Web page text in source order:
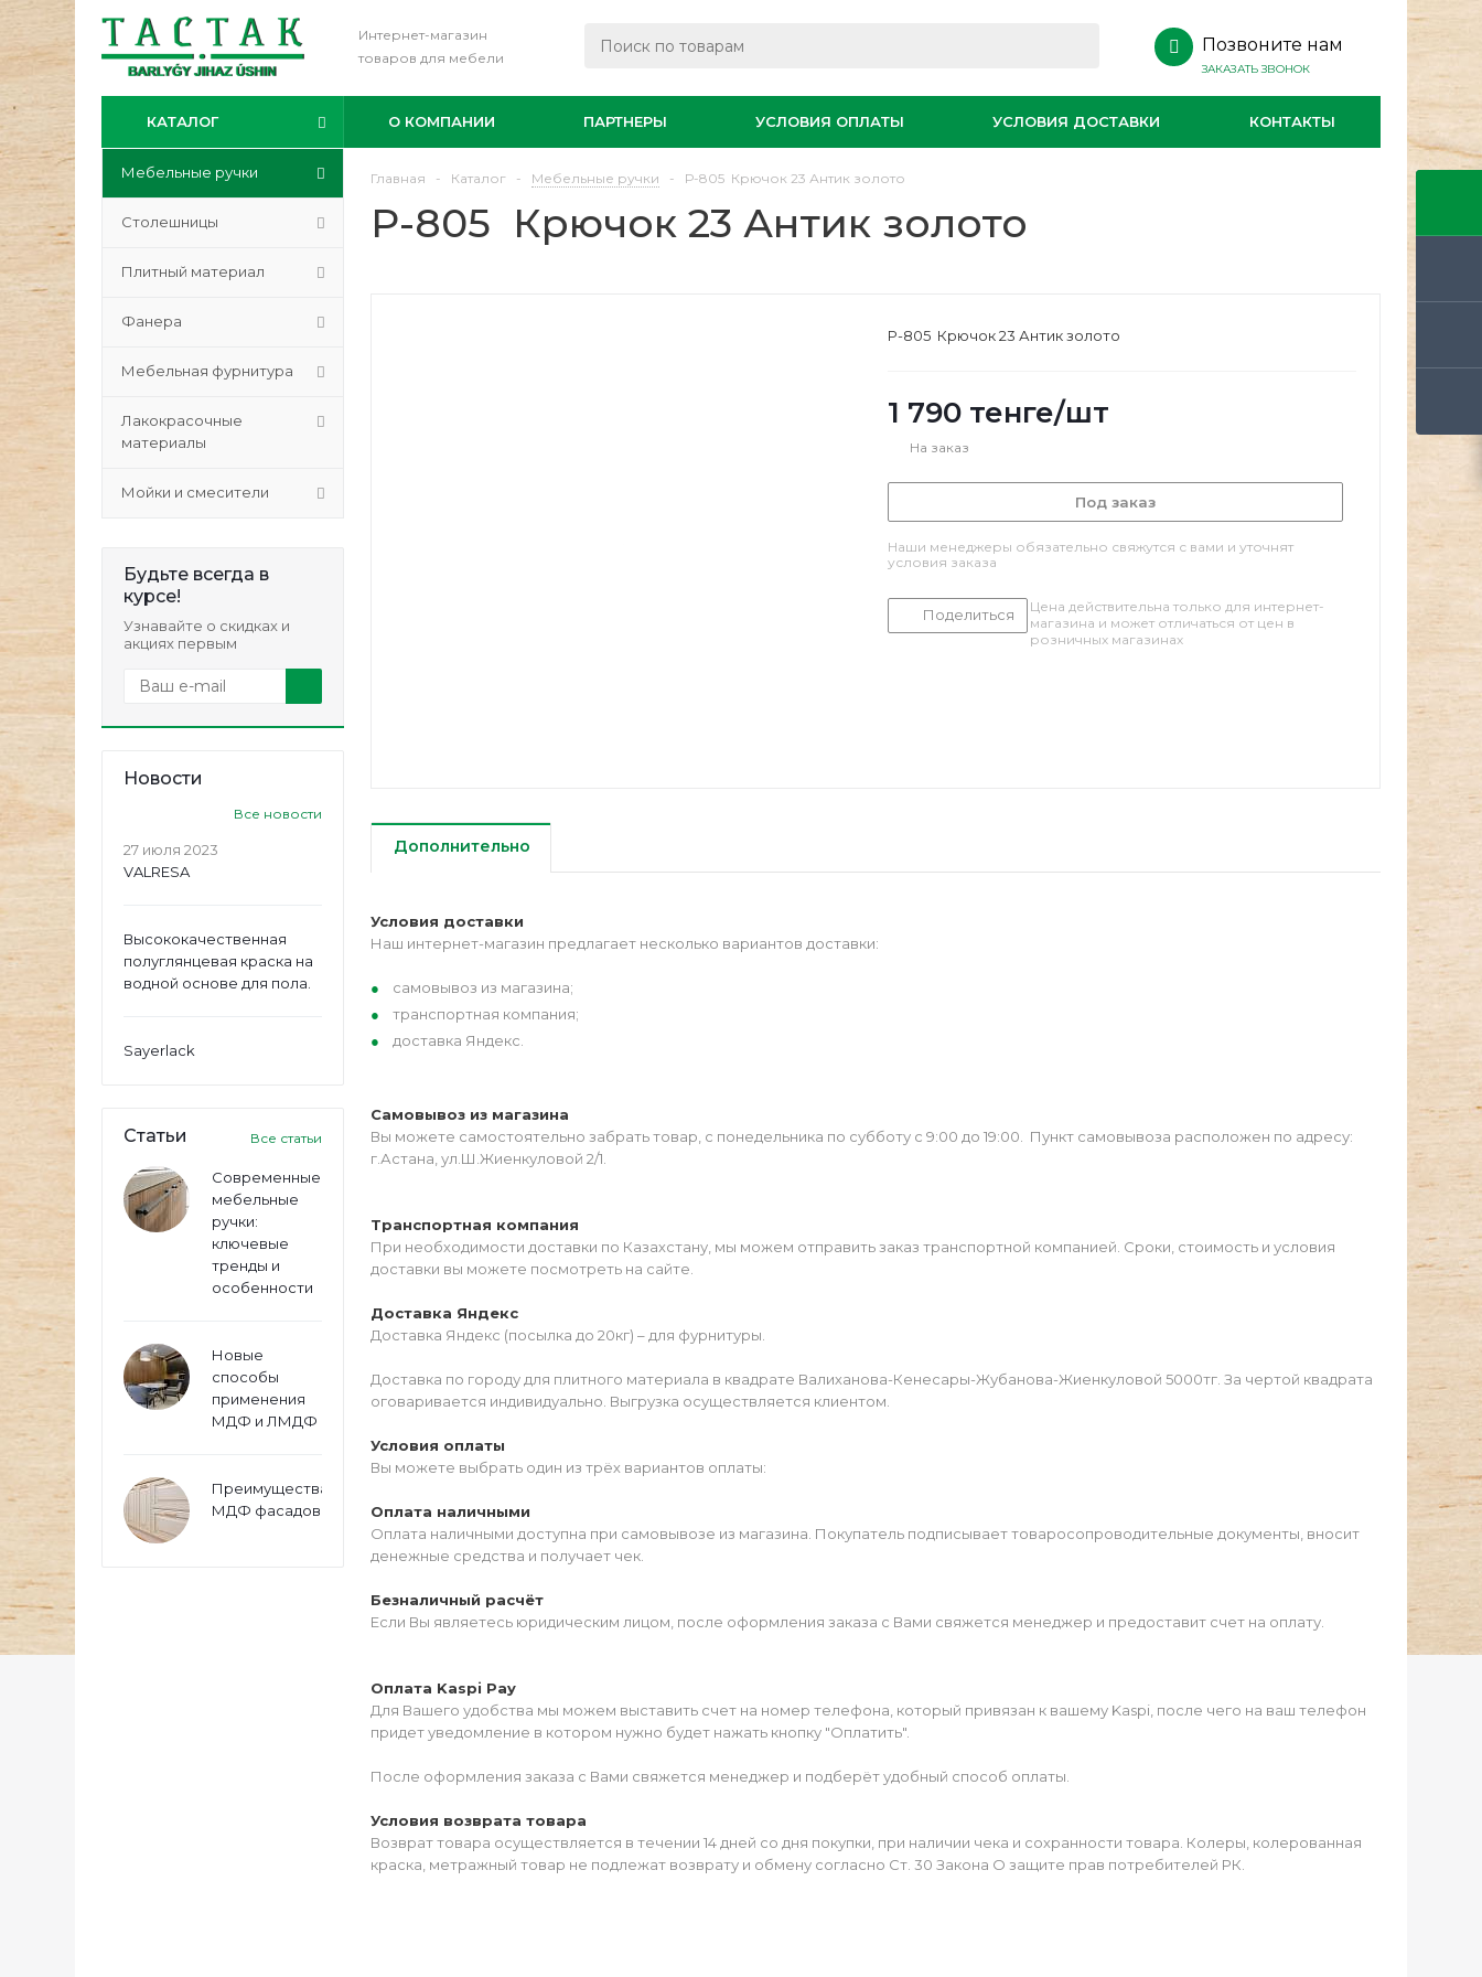
Интернет-магазин
товаров для мебели
Позвоните нам
ЗАКАЗАТЬ ЗВОНОК
КАТАЛОГ О КОМПАНИИ ПАРТНЕРЫ УСЛОВИЯ ОПЛАТЫ УСЛОВИЯ ДОСТАВКИ КОНТАКТЫ
Мебельные ручки
Столешницы
Плитный материал
Фанера
Мебельная фурнитура
Лакокрасочные
материалы
Мойки и смесители
Будьте всегда в
курсе!
Узнавайте о скидках и
акциях первым
Новости
Все новости
27 июля 2023
VALRESA
Высококачественная
полуглянцевая краска на
водной основе для пола.
Sayerlack
Статьи Все статьи
Современные
мебельные
ручки:
ключевые
тренды и
особенности
Новые
способы
применения
МДФ и ЛМДФ
Преимущества
МДФ фасадов
Главная - Каталог - Мебельные ручки - Р-805 Крючок 23 Антик золото
Р-805 Крючок 23 Антик золото
Р-805 Крючок 23 Антик золото
1 790 тенге/шт
На заказ
Под заказ
Наши менеджеры обязательно свяжутся с вами и уточнят
условия заказа
Поделиться
Цена действительна только для интернет-
магазина и может отличаться от цен в
розничных магазинах
Дополнительно
Условия доставки
Наш интернет-магазин предлагает несколько вариантов доставки:
самовывоз из магазина;
транспортная компания;
доставка Яндекс.
Самовывоз из магазина
Вы можете самостоятельно забрать товар, с понедельника по субботу с 9:00 до 19:00. Пункт самовывоза расположен по адресу:
г.Астана, ул.Ш.Жиенкуловой 2/1.
Транспортная компания
При необходимости доставки по Казахстану, мы можем отправить заказ транспортной компанией. Сроки, стоимость и условия
доставки вы можете посмотреть на сайте.
Доставка Яндекс
Доставка Яндекс (посылка до 20кг) – для фурнитуры.
Доставка по городу для плитного материала в квадрате Валиханова-Кенесары-Жубанова-Жиенкуловой 5000тг. За чертой квадрата
оговаривается индивидуально. Выгрузка осуществляется клиентом.
Условия оплаты
Вы можете выбрать один из трёх вариантов оплаты:
Оплата наличными
Оплата наличными доступна при самовывозе из магазина. Покупатель подписывает товаросопроводительные документы, вносит
денежные средства и получает чек.
Безналичный расчёт
Если Вы являетесь юридическим лицом, после оформления заказа с Вами свяжется менеджер и предоставит счет на оплату.
Оплата Kaspi Pay
Для Вашего удобства мы можем выставить счет на номер телефона, который привязан к вашему Kaspi, после чего на ваш телефон
придет уведомление в котором нужно будет нажать кнопку "Оплатить".
После оформления заказа с Вами свяжется менеджер и подберёт удобный способ оплаты.
Условия возврата товара
Возврат товара осуществляется в течении 14 дней со дня покупки, при наличии чека и сохранности товара. Колеры, колерованная
краска, метражный товар не подлежат возврату и обмену согласно Ст. 30 Закона О защите прав потребителей РК.